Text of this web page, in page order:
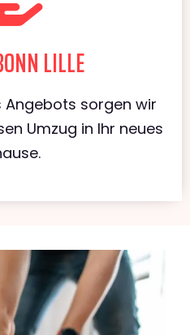
LILLE
Angebots sorgen wir
Umzug in Ihr neues